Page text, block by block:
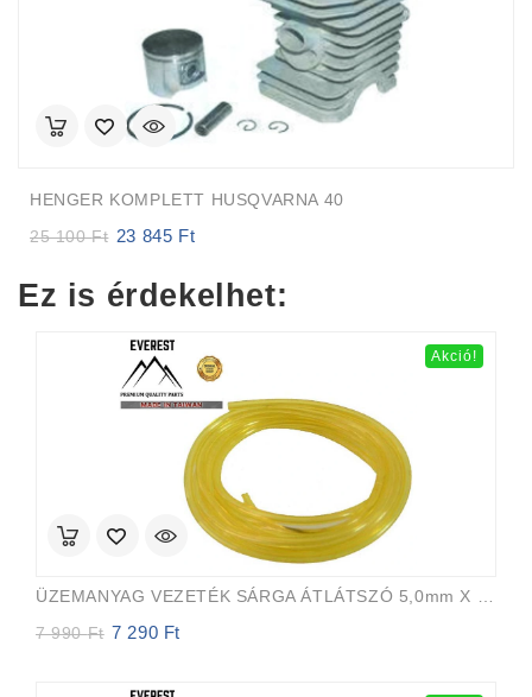
HENGER KOMPLETT HUSQVARNA 40
25 100Ft
Original
25
23 845 Ft
23
Ez is érdekelhet:
Akció!
7 990Ft Original
7 290 Ft